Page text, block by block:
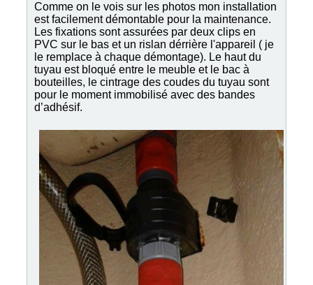
Comme on le vois sur les photos mon installation
est facilement démontable pour la maintenance.
Les fixations sont assurées par deux clips en
PVC sur le bas et un rislan dérrière l'appareil ( je
le remplace à chaque démontage). Le haut du
tuyau est bloqué entre le meuble et le bac à
bouteilles, le cintrage des coudes du tuyau sont
pour le moment immobilisé avec des bandes
d’adhésif.